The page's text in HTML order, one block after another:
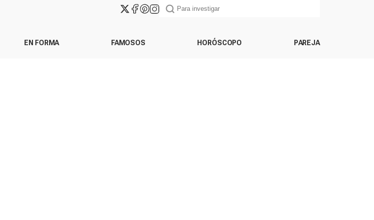
EN FORMA FAMOSOS HORÓSCOPO PAREJA